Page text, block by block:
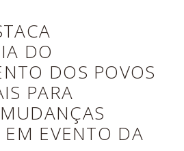
DO
DOS POVOS
PARA
EVENTO DA